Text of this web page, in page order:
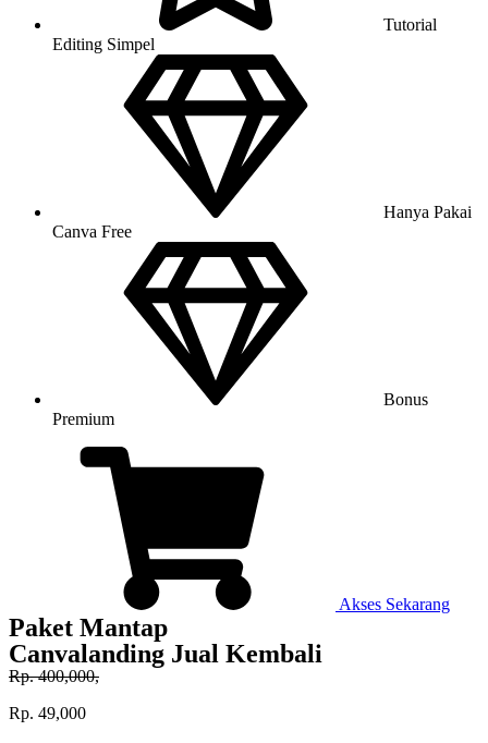
Tutorial
Editing Simpel
Hanya Pakai
Canva Free
Bonus
Premium
Akses Sekarang
Paket Mantap
Canvalanding Jual Kembali
Rp. 400,000,
Rp. 49,000